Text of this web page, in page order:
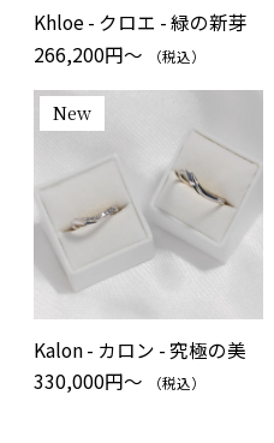
Khloe - クロエ - 緑の新芽
266,200円～
（税込）
New
Kalon - カロン - 究極の美
330,000円～
（税込）